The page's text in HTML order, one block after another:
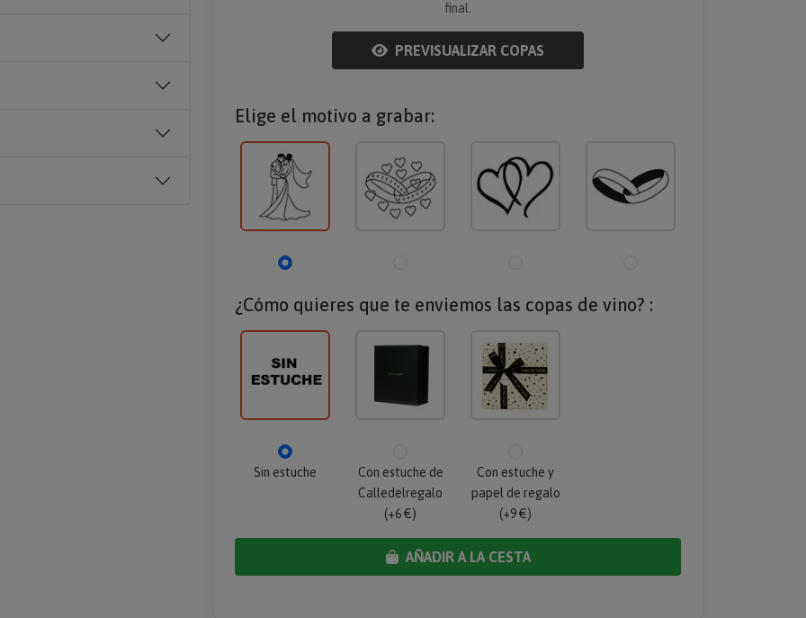
final.
PREVISUALIZAR COPAS
Elige el motivo a grabar:
¿Cómo quieres que te enviemos las copas de vino? :
Sin estuche
Con estuche de
Calledelregalo
(+6 €)
Con estuche y
papel de regalo
(+9 €)
AÑADIR A LA CESTA